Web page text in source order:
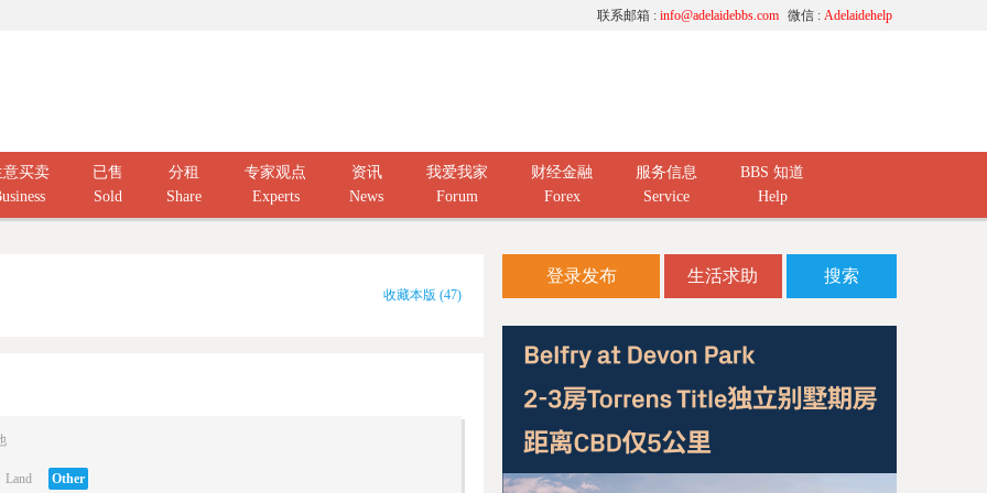
微信 : Adelaidehelp
联系邮箱 : info@adelaidebbs.com
意买卖
已售
Sold
分租
Share
专家观点
Experts
资讯
News
我爱我家
Forum
财经金融
Forex
服务信息
Service
BBS 知道
Help
收藏本版 (47)
Land Other
登录发布 生活求助 搜索